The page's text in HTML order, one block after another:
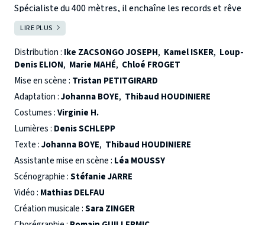
Spécialiste du 400 mètres, il enchaîne les records et rêve
de représenter la France aux Jeux de Rio. Mais la nuit, il
braque des pharmacies et pille des magasins… Deux vies
qui s’entrechoquent : celle d’un athlète promis à la gloire
et celle d’un voleur compulsif, happé par la spirale de
l’addiction.
Après le triomphe de
pas la nouvelle mise en scène de Tristan Petitgirard !
LIRE PLUS
Distribution : Ike ZACSONGO JOSEPH, Kamel ISKER, Loup-
Denis ELION, Marie MAHÉ, Chloé FROGET
Mise en scène : Tristan PETITGIRARD
Adaptation :Johanna BOYE, Thibaud HOUDINIERE
Costumes :Virginie H.
Lumières : Denis SCHLEPP
Texte :Johanna BOYE, Thibaud HOUDINIERE
Assistante mise en scène : Léa MOUSSY
Scénographie :Stéfanie JARRE
Vidéo : Mathias DELFAU
Création musicale :Sara ZINGER